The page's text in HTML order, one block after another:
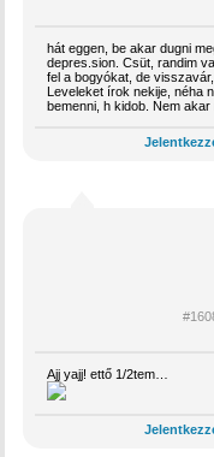
hát eggen, be akar dugni
depres.sion. Csüt, randim
fel a bogyókat, de
Leveleket írok nekije, néha
bemenni, h kidob. Nem
Ajj yajj! ettő 1/2tem…